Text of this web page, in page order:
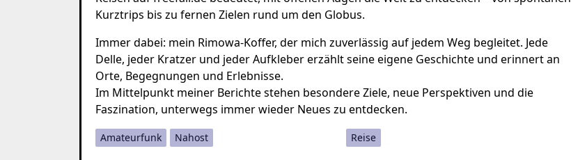
Kurztrips bis zu fernen Zielen rund um den Globus.
Immer dabei: mein Rimowa-Koffer, der mich zuverlässig auf jedem Weg begleitet. Jede
Delle, jeder Kratzer und jeder Aufkleber erzählt seine eigene Geschichte und erinnert an
Orte, Begegnungen und Erlebnisse.
Im Mittelpunkt meiner Berichte stehen besondere Ziele, neue Perspektiven und die
Faszination, unterwegs immer wieder Neues zu entdecken.
Amateurfunk Nahost Reise